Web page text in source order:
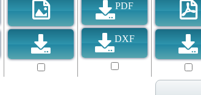
PDF
DXF